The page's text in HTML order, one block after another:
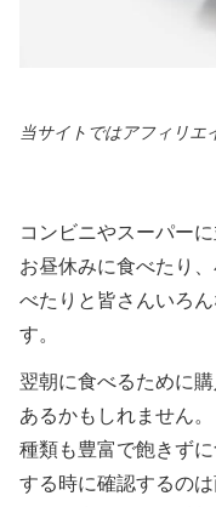
当サイトではアフィリエ
コンビニやスーパー
お昼休みに食べたり
べたりと皆さんいろ
す。
翌朝に食べるために
あるかもしれません。
種類も豊富で飽きず
する時に確認するの